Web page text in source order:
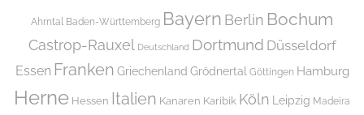
Ahrntal Baden-Württemberg Bayern Berlin Bochum
Castrop-Rauxel Deutschland Dortmund Düsseldorf
Essen Franken Griechenland Grödnertal Göttingen Hamburg
Herne Hessen Italien Kanaren Karibik Köln Leipzig Madeira